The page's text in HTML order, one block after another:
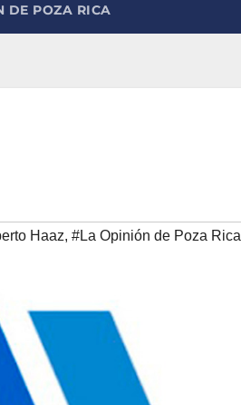
DE POZA RICA
Haaz, #La Opinión de Poza Rica